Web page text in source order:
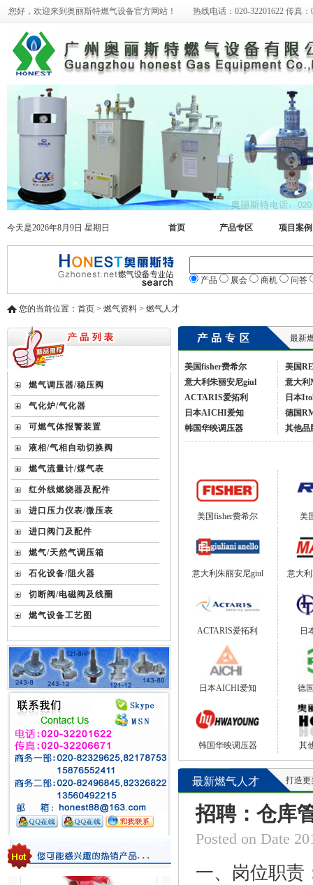
您好，欢迎来到奥丽斯特燃气设备官方网站！ 热线电话：020-32201622 传真：
今天是2026年8月9日 星期日 首页 产品专区 项目案例
产品 展会 商机 问答
您的当前位置：首页 > 燃气资料 > 燃气人才
燃气调压器/稳压阀
气化炉/气化器
可燃气体报警装置
液相/气相自动切换阀
燃气流量计/煤气表
红外线燃烧器及配件
进口压力仪表/微压表
进口阀门及配件
燃气/天然气调压箱
石化设备/阻火器
切断阀/电磁阀及线圈
燃气设备工艺图
台湾HNT/HT系列壁挂式电热式气化器
最新
美国fisher费希尔
美国
意大利朱丽安尼giul
意大利
ACTARIS爱拓利
日本
日本AICHI爱知
德国
韩国华映调压器
其他品
美国fisher费希尔 美
意大利朱丽安尼giul 意大
ACTARIS爱拓利 日
日本AICHI爱知 德
韩国华映调压器 其
最新燃气人才 打造更美
招聘：仓库
Posted on Date
一、岗位职责